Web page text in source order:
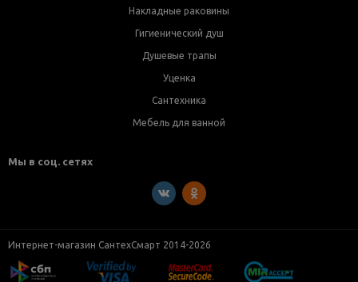
Накладные раковины
Гигиенический душ
Душевые трапы
Уценка
Сантехника
Мебель для ванной
Мы в соц. сетях
Интернет-магазин СантехСмарт 2014-2026